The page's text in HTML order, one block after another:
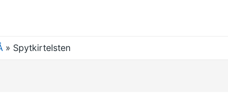
Spytkirtelsten